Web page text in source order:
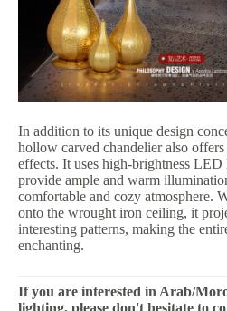
In addition to its unique design
hollow carved chandelier also
effects. It uses high-brightness LED
provide ample and warm
comfortable and cozy atmosphere.
onto the wrought iron ceiling, it
interesting patterns, making the
enchanting.
If you are interested in Arab/
lighting, please don't hesitate to